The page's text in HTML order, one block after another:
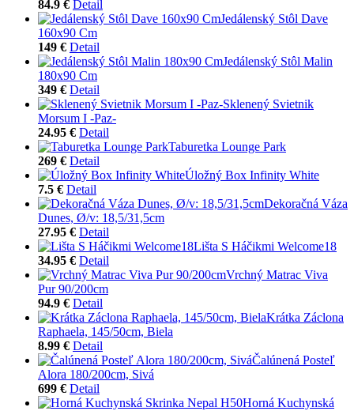
84.9 € Detail
Jedálenský Stôl Dave
160x90 Cm
149 € Detail
Jedálenský Stôl Malin
180x90 Cm
349 € Detail
Sklenený Svietnik
Morsum I -Paz-
24.95 € Detail
Taburetka Lounge Park
269 € Detail
Úložný Box Infinity White
7.5 € Detail
Dekoračná Váza
Dunes, Ø/v: 18,5/31,5cm
27.95 € Detail
Lišta S Háčikmi Welcome18
34.95 € Detail
Vrchný Matrac Viva
Pur 90/200cm
94.9 € Detail
Krátka Záclona
Raphaela, 145/50cm, Biela
8.99 € Detail
Čalúnená Posteľ
Alora 180/200cm, Sivá
699 € Detail
Horná Kuchynská